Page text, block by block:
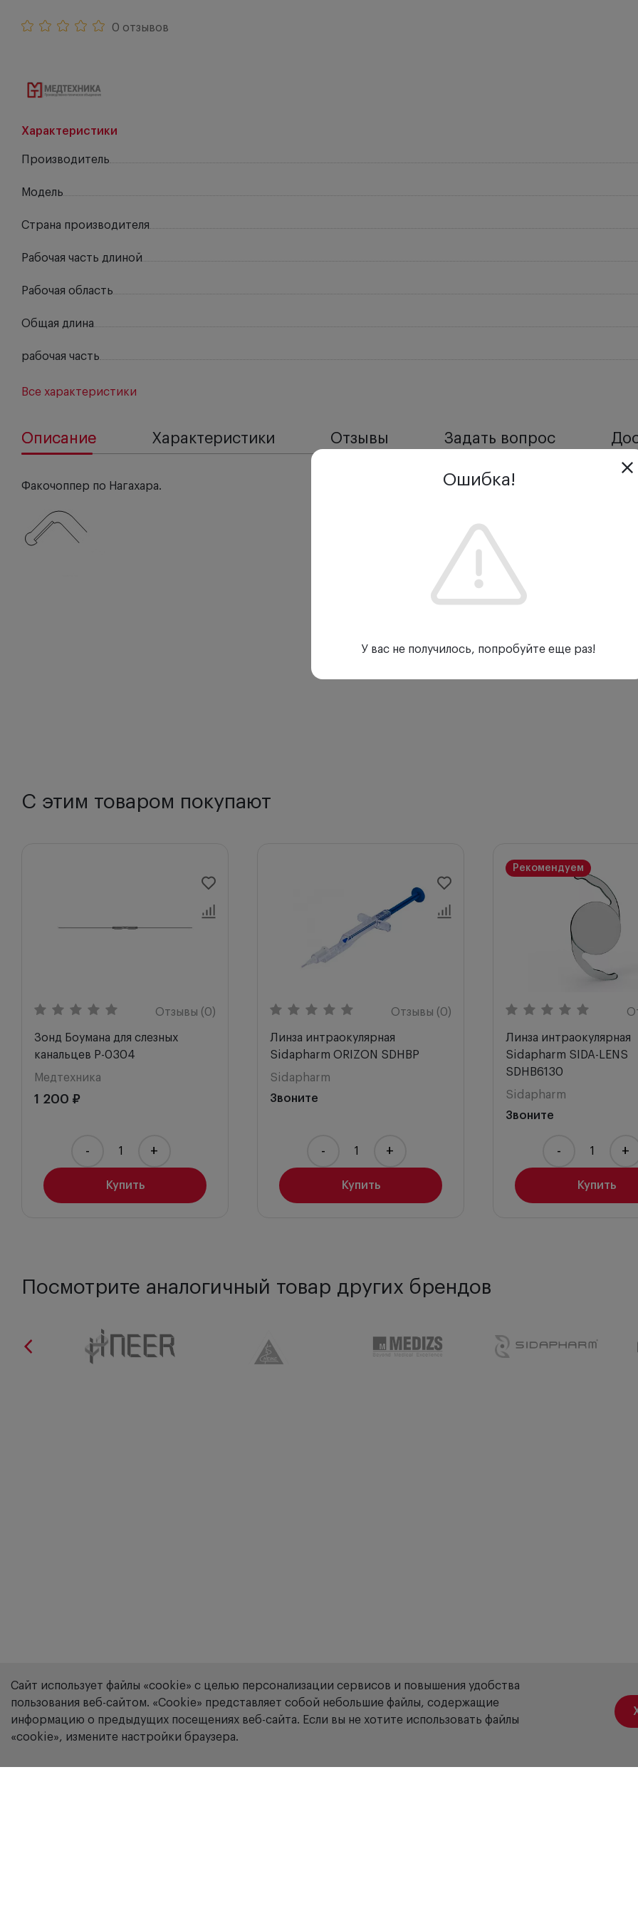
0 отзывов
Характеристики
Производитель
Модель
Страна производителя
Рабочая часть длиной
Рабочая область
Общая длина
рабочая часть
Все характеристики
Описание Характеристики Отзывы Задать вопрос
Факочоппер по Нагахара.
С этим товаром покупают
Отзывы (0)
Зонд Боумана для слезных
канальцев P-0304
Медтехника
1 200 ₽
Купить
- +
Отзывы (0)
Линза интраокулярная
Sidapharm ORIZON SDHBP
Sidapharm
Звоните
Купить
- +
Рекомендуем
Линза интраокулярная
Sidapharm SIDA-LENS
SDHB6130
Sidapharm
Звоните
Купить
- +
Посмотрите аналогичный товар других брендов
Сайт использует файлы «cookie» с целью персонализации сервисов и повышения удобства
пользования веб-сайтом. «Сookie» представляет собой небольшие файлы, содержащие
информацию о предыдущих посещениях веб-сайта. Если вы не хотите использовать файлы
«cookie», измените настройки браузера.
Ошибка!
У вас не получилось, попробуйте еще раз!